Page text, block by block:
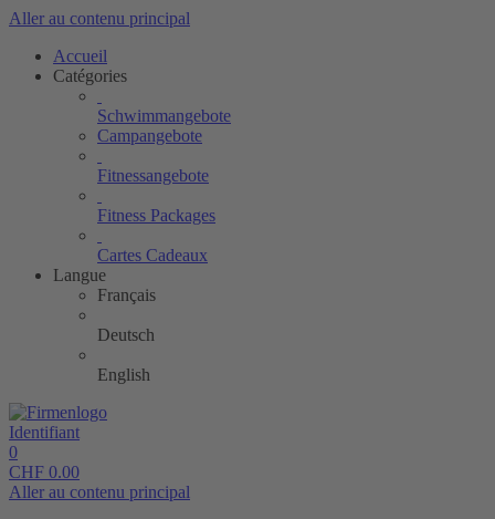
Aller au contenu principal
Accueil
Catégories
Schwimmangebote
Campangebote
Fitnessangebote
Fitness Packages
Cartes Cadeaux
Langue
Français
Deutsch
English
Identifiant
0
CHF 0.00
Aller au contenu principal